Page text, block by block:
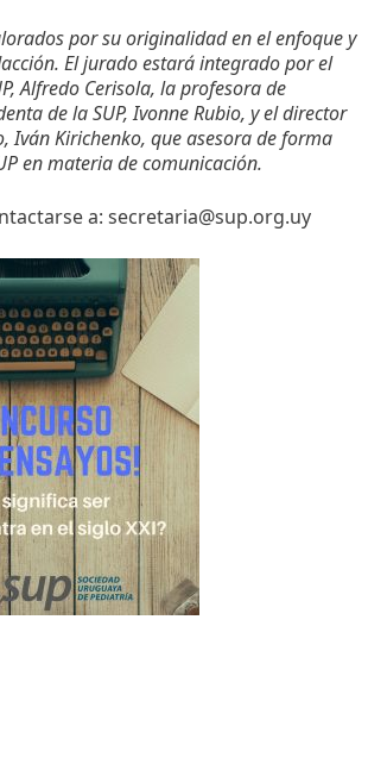
por su originalidad en el enfoque y
El jurado estará integrado por el
Alfredo Cerisola, la profesora de
de la SUP, Ivonne Rubio, y el director
Iván Kirichenko, que asesora de forma
en materia de comunicación.
a: secretaria@sup.org.uy